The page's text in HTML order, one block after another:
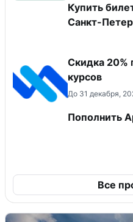
Купить
Санкт-
Скидка 20%
курсов
До 31 декабря,
Пополнить
Все